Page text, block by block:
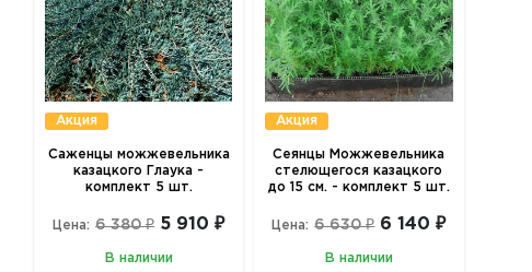
Акция
Саженцы можжевельника
казацкого Глаука -
комплект 5 шт.
Цена: 6 380 ₽ 5 910 ₽
В наличии
Акция
Сеянцы Можжевельника
стелющегося казацкого
до 15 см. - комплект 5 шт.
Цена: 6 630 ₽ 6 140 ₽
В наличии